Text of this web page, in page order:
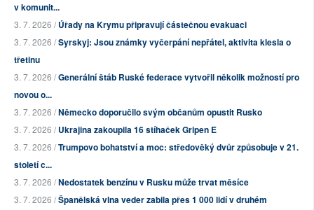
v komunit...
3. 7. 2026 /Úřady na Krymu připravují částečnou evakuaci
3. 7. 2026 /Syrskyj: Jsou známky vyčerpání nepřátel, aktivita klesla o
třetinu
3. 7. 2026 /Generální štáb Ruské federace vytvořil několik možností pro
novou o...
3. 7. 2026 /Německo doporučilo svým občanům opustit Rusko
3. 7. 2026 /Ukrajina zakoupila 16 stíhaček Gripen E
3. 7. 2026 /Trumpovo bohatství a moc: středověký dvůr způsobuje v 21.
století c...
3. 7. 2026 /Nedostatek benzínu v Rusku může trvat měsíce
3. 7. 2026 /Španělská vlna veder zabila přes 1 000 lidí v druhém